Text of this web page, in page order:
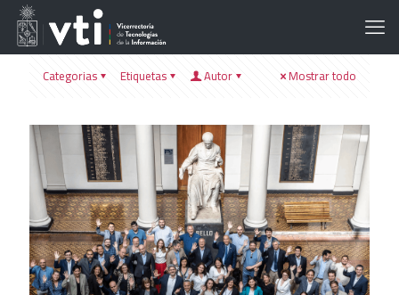
Categorias Etiquetas Autor Mostrar todo